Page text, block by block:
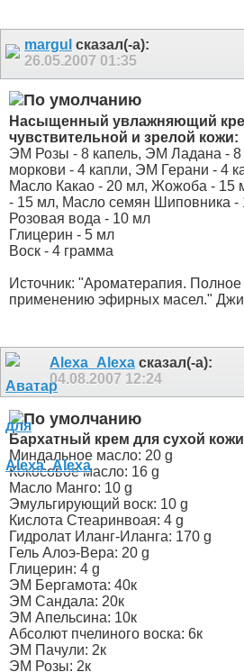
margul сказал(-а):
26.05.2007 01:35
Насыщенный увлажняющий
чувствительной и зрелой кожи:
ЭМ Розы - 8 капель, ЭМ Ладана -
моркови - 4 капли, ЭМ Герани - 4
Масло Какао - 20 мл, Жожоба - 15
- 15 мл, Масло семян Шиповника -
Розовая вода - 10 мл
Глицерин - 5 мл
Воск - 4 грамма
Источник: "Ароматерапия. Полное
применению эфирных масел."
Alexa_Alexa сказал(-а):
04.08.2007 12:24
Бархатный крем для сухой кожи
Миндальное масло: 20 g
Кокосовое масло: 16 g
Масло Манго: 10 g
Эмульгирующий воск: 10 g
Кислота Стеаринвоая: 4 g
Гидролат Иланг-Иланга: 170 g
Гель Алоэ-Вера: 20 g
Глицерин: 4 g
ЭМ Бергамота: 40к
ЭМ Сандала: 20к
ЭМ Апельсина: 10к
Абсолют пчелиного воска: 6к
ЭМ Пачули: 2к
ЭМ Розы: 2к